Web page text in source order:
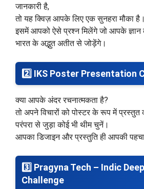
जानकारी है,
तो यह क्विज़ आपके लिए एक सुनहरा मौका है।
इसमें आपको ऐसे प्रश्न मिलेंगे जो आपके
भारत के अद्भुत अतीत से जोड़ेंगे।
2️⃣ IKS Poster Presentation
क्या आपके अंदर रचनात्मकता है?
तो अपने विचारों को पोस्टर के रूप में प्रस्तुत
परंपरा से जुड़ा कोई भी थीम चुनें।
आपका डिजाइन और प्रस्तुति ही आपकी
3️⃣ Pragyna Tech – Indic
Challenge